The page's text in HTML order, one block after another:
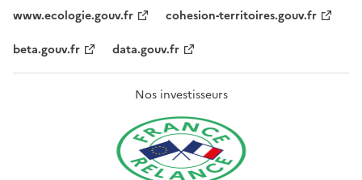
www.ecologie.gouv.fr
cohesion-territoires.gouv.fr
beta.gouv.fr
data.gouv.fr
Nos investisseurs